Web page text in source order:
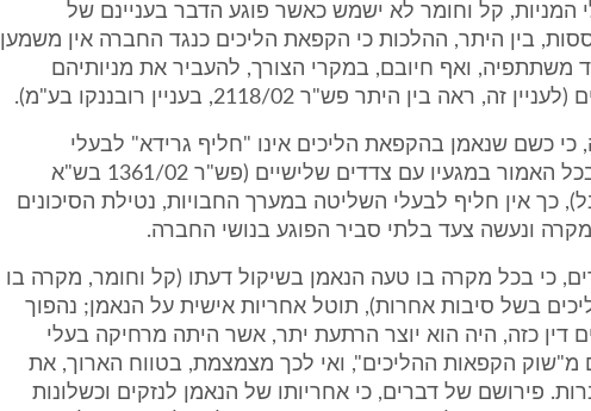
המניות, קל וחומר לא ישמש כאשר פוגע הדבר בעניינם של
בין היתר, ההלכות כי הקפאת הליכים כנגד החברה אין משמען
משתתפיה, ואף חיובם, במקרי הצורך, להעביר את מניותיהם
ראה בין היתר פש"ר 2118/02, בעניין רובננקו בע"מ).
כי כשם שנאמן בהקפאת הליכים אינו "חליף גרידא" לבעלי
השליטה הקודמים בכל האמור במגעיו עם צדדים שלישיים (פש"ר 1361/02 בש"א
נ' תבל), כך אין חליף לבעלי השליטה במערך החבויות, נטילת הסיכונים
ונעשה צעד בלתי סביר הפוגע בנושי החברה.
כי בכל מקרה בו טעה הנאמן בשיקול דעתו (קל וחומר, מקרה בו
בשל סיבות אחרות), תוטל אחריות אישית על הנאמן; נהפוך
דין כזה, היה הוא יוצר הרתעת יתר, אשר היתה מרחיקה בעלי
מ"שוק הקפאות ההליכים", ואי לכך מצמצמת, בטווח הארוך, את
פירושם של דברים, כי אחריותו של הנאמן לנזקים וכשלונות